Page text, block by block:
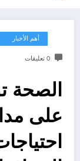
أهم الأخبار
0 تعليقات
الصحة